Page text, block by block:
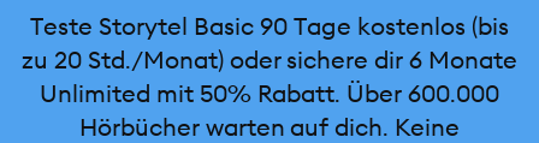
Teste Storytel Basic 90 Tage kostenlos (bis
zu 20 Std./Monat) oder sichere dir 6 Monate
Unlimited mit 50% Rabatt. Über 600.000
Hörbücher warten auf dich. Keine